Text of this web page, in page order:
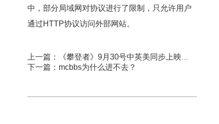
中，部分局域网对协议进行了限制，只允许用户
通过HTTP协议访问外部网站。
上一篇：《攀登者》9月30号中英美同步上映！为国登顶，珠峰上红旗永飘扬
下一篇：mcbbs为什么进不去？